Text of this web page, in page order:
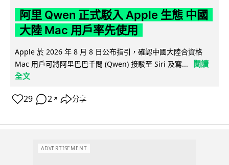
阿里 Qwen 正式駁入 Apple 生態 中國
大陸 Mac 用戶率先使用
Apple 於 2026 年 8 月 8 日公布指引，確認中國大陸合資格
Mac 用戶可將阿里巴巴千問 (Qwen) 接駁至 Siri 及寫...
閱讀
全文
29 2 ↗ 分享
ADVERTISEMENT